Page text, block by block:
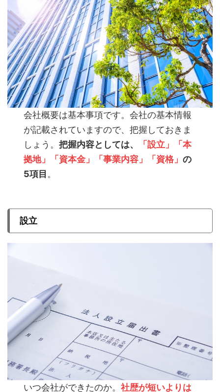
会社概要は基本事項です。会社の基本情報
が記載されていますので、把握しておきま
しょう。把握内容としては、
「設立」「本
拠地」「資本金」「事業内容」「資格」の
5項目 。
設立
いつ会社ができたのか。社歴が短いよりは